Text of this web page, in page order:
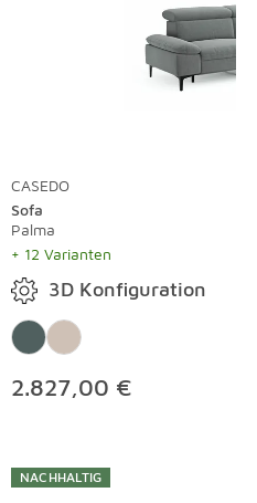
CASEDO
Sofa
Palma
+ 12 Varianten
3D Konfiguration
2.827,00 €
NACHHALTIG